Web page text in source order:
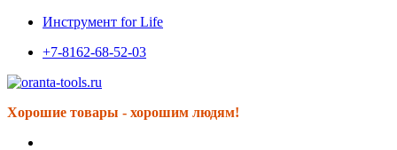
Инструмент for Life
+7-8162-68-52-03
Хорошие товары - хорошим людям!